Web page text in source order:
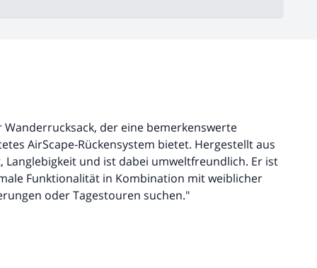
der eine bemerkenswerte
AirScape-Rückensystem bietet. Hergestellt aus
Langlebigkeit und ist dabei umweltfreundlich. Er ist
Funktionalität in Kombination mit weiblicher
oder Tagestouren suchen."